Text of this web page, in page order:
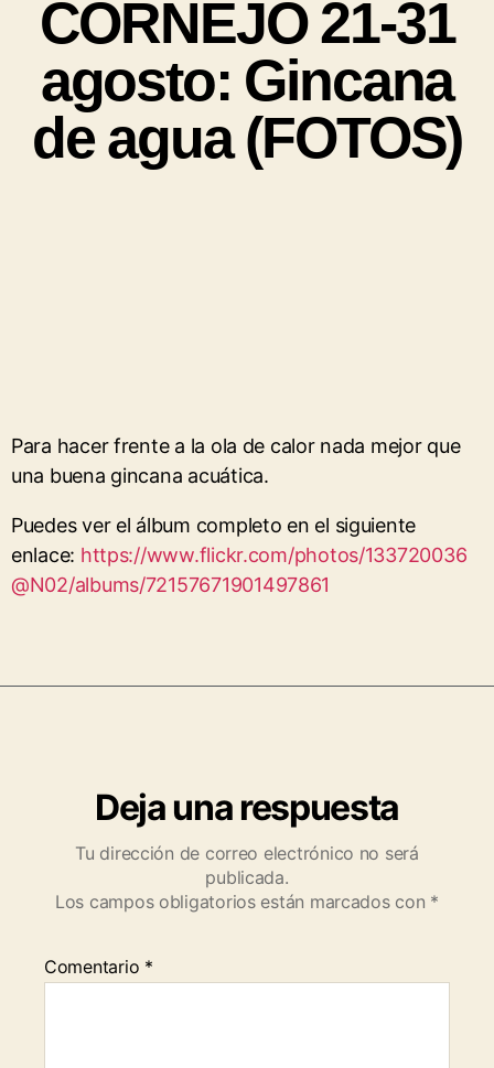
CORNEJO 21-31
agosto: Gincana
de agua (FOTOS)
Para hacer frente a la ola de calor nada mejor que
una buena gincana acuática.
Puedes ver el álbum completo en el siguiente
enlace: https://www.flickr.com/photos/133720036
@N02/albums/72157671901497861
Deja una respuesta
Tu dirección de correo electrónico no será
publicada.
Los campos obligatorios están marcados con *
Comentario *